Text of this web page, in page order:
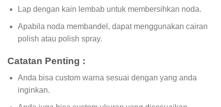
Lap dengan kain lembab untuk membersihkan noda.
Apabila noda membandel, dapat menggunakan cairan
polish atau polish spray.
Catatan Penting :
Anda bisa custom warna sesuai dengan yang anda
inginkan.